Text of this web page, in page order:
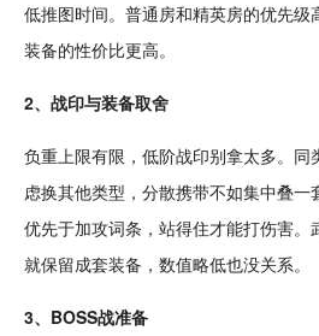
低推图时间。普通房和精英房的优先
装备的性价比更高。
2、战印与装备取舍
负重上限有限，低阶战印别拿太多。
虑换其他类型，分散携带不如集中叠
优先于加攻词条，站得住才能打伤害
就保留成套装备，数值略低也没关系。
3、BOSS战准备